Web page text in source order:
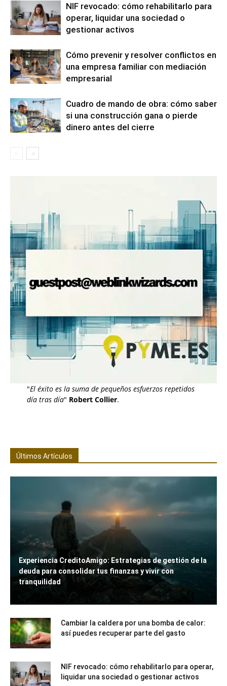
NIF revocado: cómo rehabilitarlo para
operar, liquidar una sociedad o
gestionar activos
Cómo prevenir y resolver conflictos en
una empresa familiar con mediación
empresarial
Cuadro de mando de obra: cómo saber
si una construcción gana o pierde
dinero antes del cierre
"El éxito es la suma de pequeños esfuerzos repetidos
día tras día" Robert Collier.
Últimos Artículos
Experiencia CreditoAmigo: Estrategias de gestión de la
deuda para consolidar tus finanzas y vivir con
tranquilidad
Cambiar la caldera por una bomba de calor:
así puedes recuperar parte del gasto
NIF revocado: cómo rehabilitarlo para operar,
liquidar una sociedad o gestionar activos